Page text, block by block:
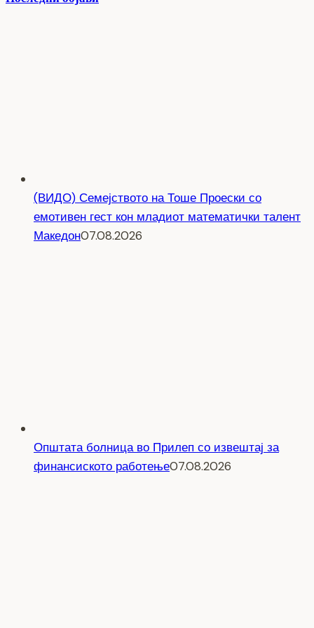
(ВИДО) Семејството на Тоше Проески со
емотивен гест кон младиот математички талент
Македон07.08.2026
Општата болница во Прилеп со извештај за
финансиското работење07.08.2026